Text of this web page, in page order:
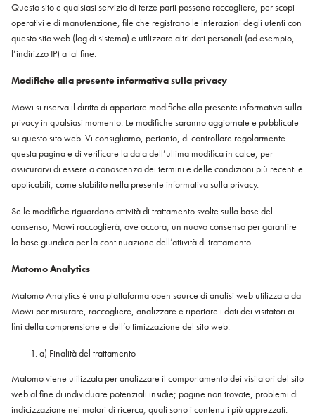
Questo sito e qualsiasi servizio di terze parti possono raccogliere, per scopi
operativi e di manutenzione, file che registrano le interazioni degli utenti con
questo sito web (log di sistema) e utilizzare altri dati personali (ad esempio,
l’indirizzo IP) a tal fine.
Modifiche alla presente informativa sulla privacy
Mowi si riserva il diritto di apportare modifiche alla presente informativa sulla
privacy in qualsiasi momento. Le modifiche saranno aggiornate e pubblicate
su questo sito web. Vi consigliamo, pertanto, di controllare regolarmente
questa pagina e di verificare la data dell’ultima modifica in calce, per
assicurarvi di essere a conoscenza dei termini e delle condizioni più recenti e
applicabili, come stabilito nella presente informativa sulla privacy.
Se le modifiche riguardano attività di trattamento svolte sulla base del
consenso, Mowi raccoglierà, ove occora, un nuovo consenso per garantire
la base giuridica per la continuazione dell’attività di trattamento.
Matomo Analytics
Matomo Analytics è una piattaforma open source di analisi web utilizzata da
Mowi per misurare, raccogliere, analizzare e riportare i dati dei visitatori ai
fini della comprensione e dell’ottimizzazione del sito web.
a) Finalità del trattamento
Matomo viene utilizzata per analizzare il comportamento dei visitatori del sito
web al fine di individuare potenziali insidie; pagine non trovate, problemi di
indicizzazione nei motori di ricerca, quali sono i contenuti più apprezzati.